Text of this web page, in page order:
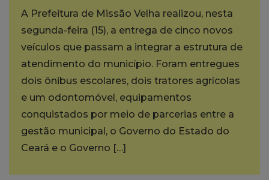
A Prefeitura de Missão Velha realizou, nesta
segunda-feira (15), a entrega de cinco novos
veículos que passam a integrar a estrutura de
atendimento do município. Foram entregues
dois ônibus escolares, dois tratores agrícolas
e um odontomóvel, equipamentos
conquistados por meio de parcerias entre a
gestão municipal, o Governo do Estado do
Ceará e o Governo […]